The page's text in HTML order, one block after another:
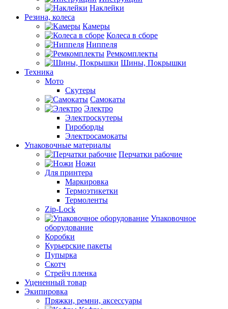
Наклейки
Резина, колеса
Камеры
Колеса в сборе
Ниппеля
Ремкомплекты
Шины, Покрышки
Техника
Мото
Скутеры
Самокаты
Электро
Электроскутеры
Гироборды
Электросамокаты
Упаковочные материалы
Перчатки рабочие
Ножи
Для принтера
Маркировка
Термоэтикетки
Термоленты
Zip-Lock
Упаковочное
оборудование
Коробки
Курьерские пакеты
Пупырка
Скотч
Стрейч пленка
Уцененный товар
Экипировка
Пряжки, ремни, аксессуары